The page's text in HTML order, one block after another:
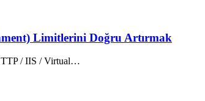
Limitlerini Doğru Artırmak
/ IIS / Virtual…